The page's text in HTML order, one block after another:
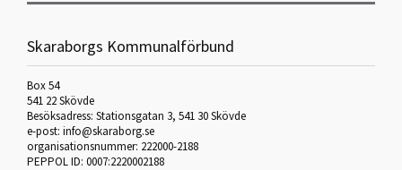
Skaraborgs Kommunalförbund
Box 54
541 22 Skövde
Besöksadress: Stationsgatan 3, 541 30 Skövde
e-post: info@skaraborg.se
organisationsnummer: 222000-2188
PEPPOL ID: 0007:2220002188